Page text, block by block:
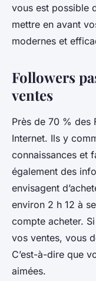
vous est possible
mettre en avant
modernes et
Followers
ventes
Près de 70 % des
Internet. Ils y
connaissances et
également des
envisagent
environ 2 h 12 à
compte acheter.
vos ventes, vous
C’est-à-dire que
aimées.